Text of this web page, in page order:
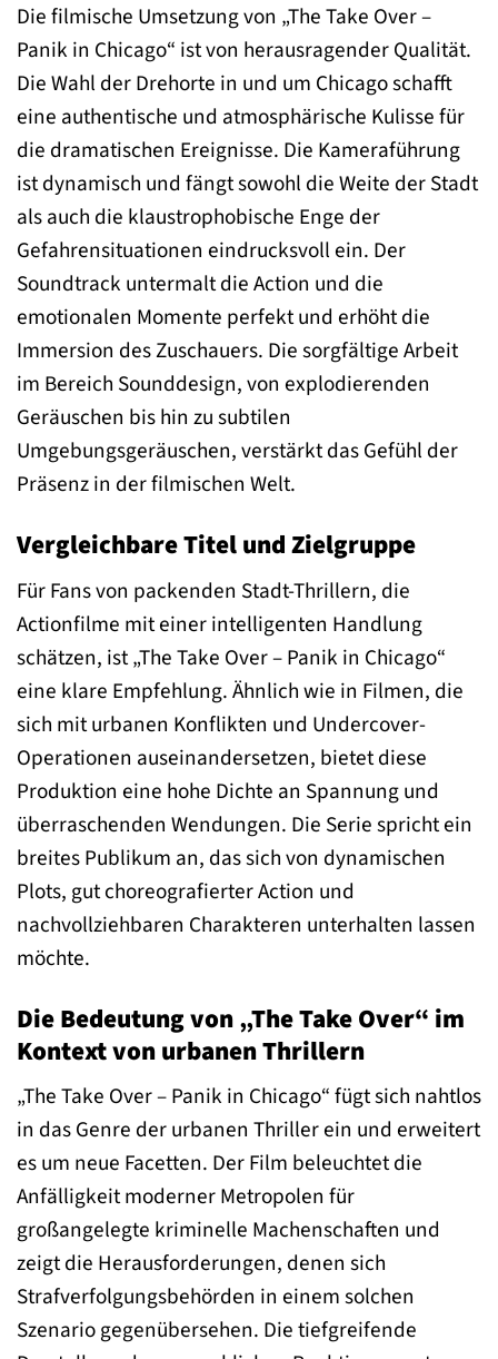
Die filmische Umsetzung von „The Take Over –
Panik in Chicago“ ist von herausragender Qualität.
Die Wahl der Drehorte in und um Chicago schafft
eine authentische und atmosphärische Kulisse für
die dramatischen Ereignisse. Die Kameraführung
ist dynamisch und fängt sowohl die Weite der Stadt
als auch die klaustrophobische Enge der
Gefahrensituationen eindrucksvoll ein. Der
Soundtrack untermalt die Action und die
emotionalen Momente perfekt und erhöht die
Immersion des Zuschauers. Die sorgfältige Arbeit
im Bereich Sounddesign, von explodierenden
Geräuschen bis hin zu subtilen
Umgebungsgeräuschen, verstärkt das Gefühl der
Präsenz in der filmischen Welt.
Vergleichbare Titel und Zielgruppe
Für Fans von packenden Stadt-Thrillern, die
Actionfilme mit einer intelligenten Handlung
schätzen, ist „The Take Over – Panik in Chicago“
eine klare Empfehlung. Ähnlich wie in Filmen, die
sich mit urbanen Konflikten und Undercover-
Operationen auseinandersetzen, bietet diese
Produktion eine hohe Dichte an Spannung und
überraschenden Wendungen. Die Serie spricht ein
breites Publikum an, das sich von dynamischen
Plots, gut choreografierter Action und
nachvollziehbaren Charakteren unterhalten lassen
möchte.
Die Bedeutung von „The Take Over“ im
Kontext von urbanen Thrillern
„The Take Over – Panik in Chicago“ fügt sich nahtlos
in das Genre der urbanen Thriller ein und erweitert
es um neue Facetten. Der Film beleuchtet die
Anfälligkeit moderner Metropolen für
großangelegte kriminelle Machenschaften und
zeigt die Herausforderungen, denen sich
Strafverfolgungsbehörden in einem solchen
Szenario gegenübersehen. Die tiefgreifende